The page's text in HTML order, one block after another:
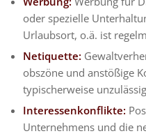
oder spezielle
Urlaubsort, o.ä. ist
Netiquette:
obszöne und anstößige
typischerweise
Interessenkonflikte:
Unternehmens und die